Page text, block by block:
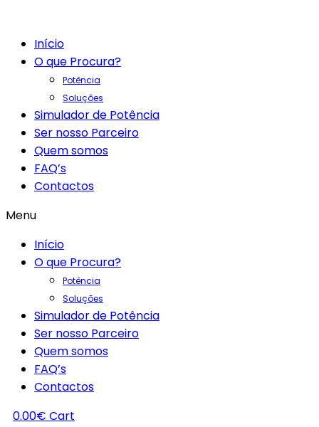
Início
O que Procura?
Potência
Soluções
Simulador de Potência
Ser nosso Parceiro
Quem somos
FAQ’s
Contactos
Menu
Início
O que Procura?
Potência
Soluções
Simulador de Potência
Ser nosso Parceiro
Quem somos
FAQ’s
Contactos
0.00€ Cart